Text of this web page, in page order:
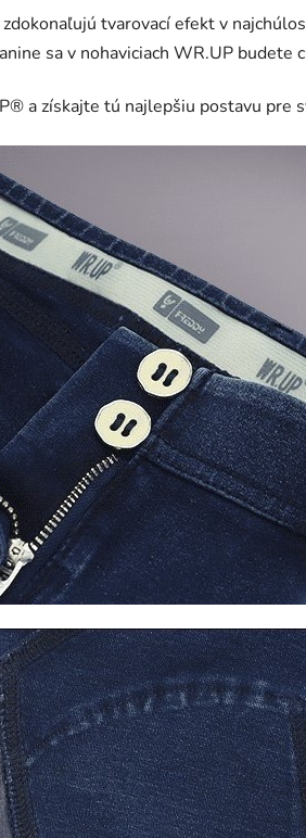
tvarovací efekt v
sa v nohaviciach WR.UP budete
a získajte tú najlepšiu postavu pre